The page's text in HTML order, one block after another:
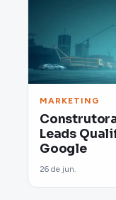
MARKETING
Leads
Google
26 de jun.